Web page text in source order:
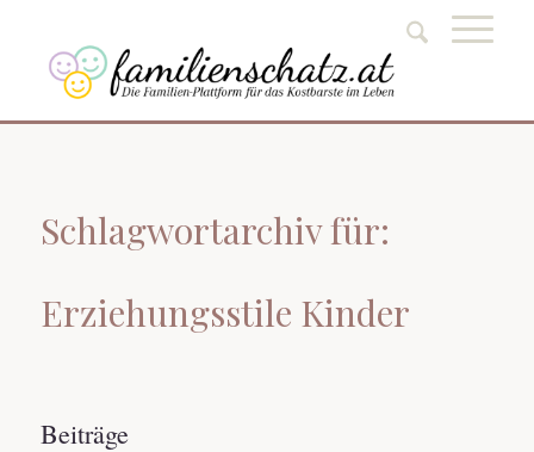
Schlagwortarchiv für:
Erziehungsstile Kinder
Beiträge